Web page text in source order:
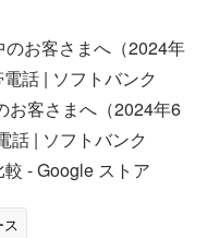
のお客さまへ（2024年
話 | ソフトバンク
お客さまへ（2024年6
話 | ソフトバンク
- Google ストア
ス